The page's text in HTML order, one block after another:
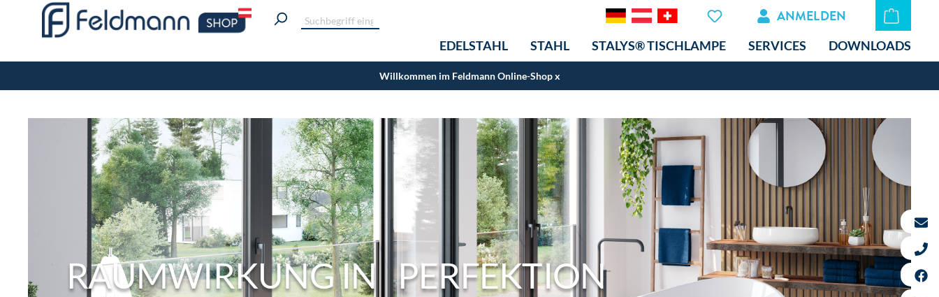
ANMELDEN
EDELSTAHL STAHL STALYS® TISCHLAMPE SERVICES DOWNLOADS
Willkommen im Feldmann Online-Shopx
RAUMWIRKUNG IN PERFEKTION